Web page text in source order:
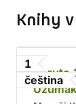
Knihy
1
čeština
Naruto